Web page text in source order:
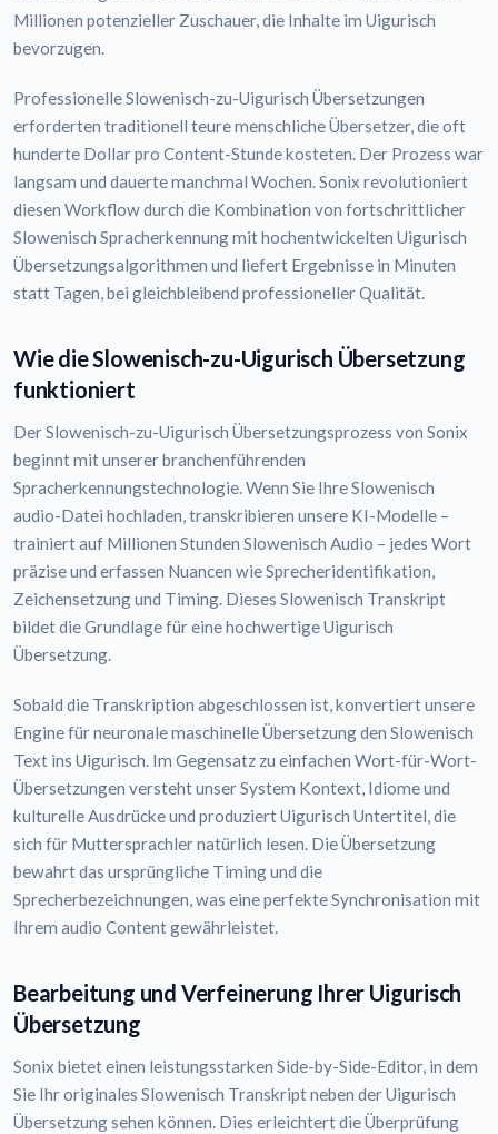
Millionen potenzieller Zuschauer, die Inhalte im Uigurisch
bevorzugen.
Professionelle Slowenisch-zu-Uigurisch Übersetzungen
erforderten traditionell teure menschliche Übersetzer, die oft
hunderte Dollar pro Content-Stunde kosteten. Der Prozess war
langsam und dauerte manchmal Wochen. Sonix revolutioniert
diesen Workflow durch die Kombination von fortschrittlicher
Slowenisch Spracherkennung mit hochentwickelten Uigurisch
Übersetzungsalgorithmen und liefert Ergebnisse in Minuten
statt Tagen, bei gleichbleibend professioneller Qualität.
Wie die Slowenisch-zu-Uigurisch Übersetzung
funktioniert
Der Slowenisch-zu-Uigurisch Übersetzungsprozess von Sonix
beginnt mit unserer branchenführenden
Spracherkennungstechnologie. Wenn Sie Ihre Slowenisch
audio-Datei hochladen, transkribieren unsere KI-Modelle –
trainiert auf Millionen Stunden Slowenisch Audio – jedes Wort
präzise und erfassen Nuancen wie Sprecheridentifikation,
Zeichensetzung und Timing. Dieses Slowenisch Transkript
bildet die Grundlage für eine hochwertige Uigurisch
Übersetzung.
Sobald die Transkription abgeschlossen ist, konvertiert unsere
Engine für neuronale maschinelle Übersetzung den Slowenisch
Text ins Uigurisch. Im Gegensatz zu einfachen Wort-für-Wort-
Übersetzungen versteht unser System Kontext, Idiome und
kulturelle Ausdrücke und produziert Uigurisch Untertitel, die
sich für Muttersprachler natürlich lesen. Die Übersetzung
bewahrt das ursprüngliche Timing und die
Sprecherbezeichnungen, was eine perfekte Synchronisation mit
Ihrem audio Content gewährleistet.
Bearbeitung und Verfeinerung Ihrer Uigurisch
Übersetzung
Sonix bietet einen leistungsstarken Side-by-Side-Editor, in dem
Sie Ihr originales Slowenisch Transkript neben der Uigurisch
Übersetzung sehen können. Dies erleichtert die Überprüfung